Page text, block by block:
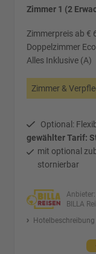
Zimmer 1 (2
Zimmerpreis ab €
Doppelzimmer
Alles Inklusive (A)
Zimmer &
Optional:
gewählter Tarif:
mit optional
stornierbar
Anbieter:
BILLA